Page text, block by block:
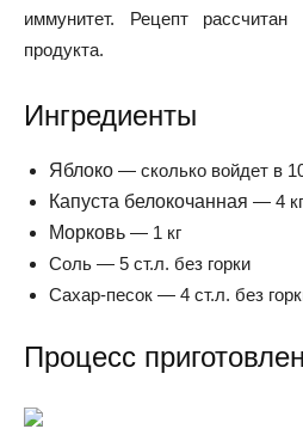
иммунитет. Рецепт
продукта.
Ингредиенты
Яблоко — сколько войдет в
Капуста белокочанная — 4 кг
Морковь — 1 кг
Соль — 5 ст.л. без горки
Сахар-песок — 4 ст.л. без
Процесс